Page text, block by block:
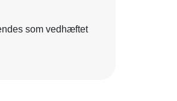
som vedhæftet